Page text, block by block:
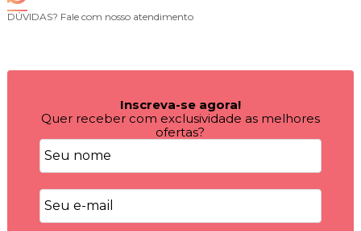
DÚVIDAS? Fale com nosso atendimento
Inscreva-se agora!
Quer receber com exclusividade as melhores
ofertas?